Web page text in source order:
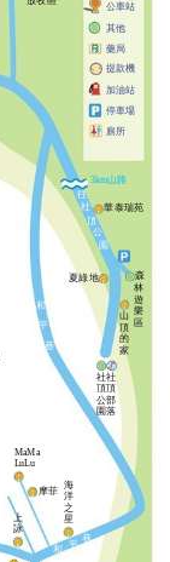
公車站
其他
藥局
提款機
加油站
停車場
廁所
3km山路
華泰瑞苑
往
社
頂
公
園
森
林
遊
樂
區
社
頂
公
園
社
頂
部
落
上
詠
MaMa
LuLu
海
洋
之
星
和
平
巷
和 平 巷
夏綠地
摩菲
山
頂
的
家